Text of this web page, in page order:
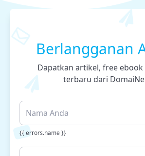
Berlangganan
Dapatkan artikel, free ebook
terbaru dari
{{ errors.name }}